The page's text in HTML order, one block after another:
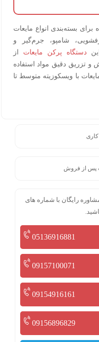
شوینده برای بسته‌بندی انواع مایعات
شامپو، جرم‌گیر و
دستگاه پرکن مایعات از
تزریق دقیق مواد استفاده
با ویسکوزیته متوسط تا
رایگان با شماره های
05136916881
09157100071
09154916161
09156896829